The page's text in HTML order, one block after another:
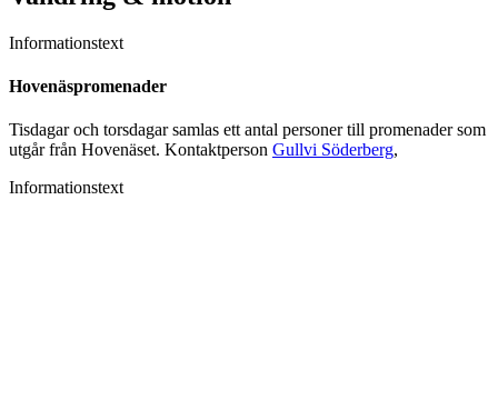
Informationstext
Hovenäspromenader
Tisdagar och torsdagar samlas ett antal personer till promenader som
utgår från Hovenäset. Kontaktperson Gullvi Söderberg,
Informationstext